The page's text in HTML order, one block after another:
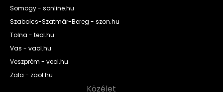
Somogy - sonline.hu
Szabolcs-Szatmár-Bereg - szon.hu
Tolna - teol.hu
Vas - vaol.hu
Veszprém - veol.hu
Zala - zaol.hu
Közélet